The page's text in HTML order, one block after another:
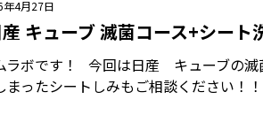
年4月27日
キューブ 滅菌コース+シート
ラボです！ 今回は日産 キューブの
まったシートしみもご相談ください！